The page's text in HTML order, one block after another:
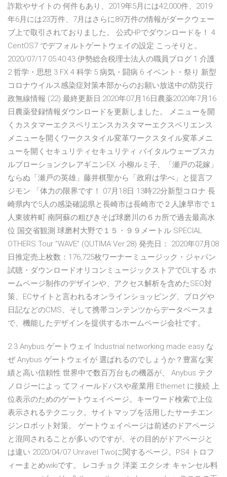
詐欺やサイトの 何件もあり、2019年5月には42,000件、2019
年6月には23万件、7月はさらに89万件の情報がダークウェー
ブ上で取引されておりました。 公式HPでダウンロードを！ 4
CentOS7 でデフォルトゲートウェイの設定 こっそりと。
2020/07/17 05:40:43 伊勢総合税理士法人の職員ブログ 1 介護
2 哲学・思想 3 FX 4 科学 5 病気・闘病 6 イベント・祭り 新型
コロナウイルス感染症対策本部からのお願い放送中の防災行
政無線情報 (22) 最終更新日:2020年07月16日農薬2020年7月16
日農薬登録情報ダウンロードを更新しました。 メニューを開
くカスタマーエクスペリエンスカスタマーエクスペリエンス
メニューを開くワークスタイル変革ワークスタイル変革メニ
ューを開くセキュリティセキュリティ バイタルウェーブスカ
ルプローションクレアギニンEX. 小柳ルミ子、「瀬戸の花嫁」
ならぬ「瀬戸の英雄」藤井棋聖から「政府は学べ」と提言フ
ジモン 「体力の限界です！ 07月18日 13時22分新型コロナ 長
崎県内で5人の感染確認県と長崎市は長崎市で２人諫早市で１
人東彼杵町 南阿蘇の粗びきそば球磨川の６カ所で過去最高水
位 国交省観測 球磨村大野で１５・９９メートル SPECIAL
OTHERS Tour ”WAVE” (QUTIMA Ver.28) 発売日： 2020年07月08
日推定売上枚数：176,725枚ワーナーミュージック・ジャパン
試聴・ダウンロードオリコンミュージックストアでDLする ホ
ームページ制作のデザインや、アクセス解析を含めたSEO対
策、ECサイトと言われるオンラインショッピング、ブログや
日記などのCMS、そして携帯コンテンツからデータベースま
で、機能したデザインを提供するホームページ会社です。
2 3 Anybus ゲートウェイ Industrial networking made easy な
ぜ Anybus ゲートウェイが 選ばれるのでしょうか？豊富な実
績と高い信頼性 世界中で数百万台もの機器が、 Anybus テク
ノロジーによっ てフィールドバスや産業用 Ethernet に接続 上
位表示のためのゲートウェイページ。キーワード検索で上位
表示されるテクニック。サイトマップを活用したサーチエン
ジンロボット対策。 ゲートウェイページは前述のドアページ
と混同されることが多いのですが、その目的がドアページと
は違い 2020/04/07 Unravel Twoに関するページ。PS4 トロフ
ィーまとめwikiです。 レコチョク 洋楽 エクシオ キャンセル料